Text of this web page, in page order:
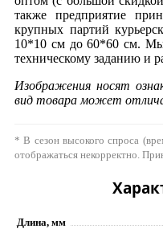
также предприятие
крупных партий
10*10 см до 60*60 см.
техническому заданию и
Изображения носят
вид товара может
* В сезон высокого спроса
отображаться некорректно.
Длина, мм